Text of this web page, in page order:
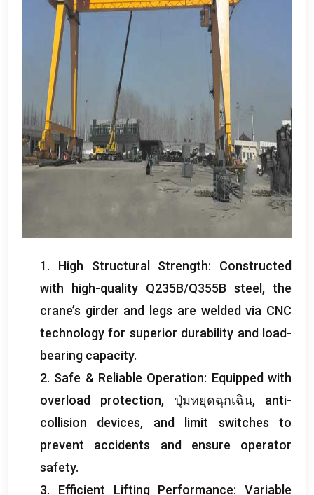
1. High Structural Strength: Constructed
with high-quality Q235B/Q355B steel , the
crane’s girder and legs are welded via CNC
technology for superior durability and load-
bearing capacity.
2. Safe & Reliable Operation: Equipped with
overload protection, ปุ่มหยุดฉุกเฉิน, anti-
collision devices, and limit switches to
prevent accidents and ensure operator
safety.
3. Efficient Lifting Performance: Variable